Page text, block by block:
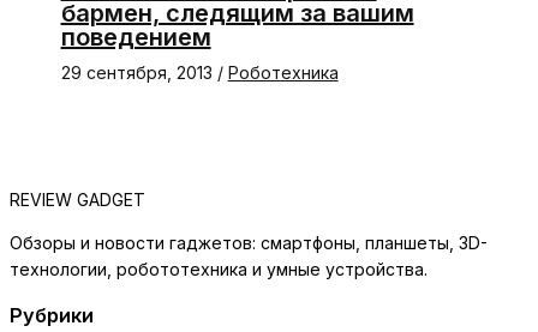
бармен, следящим за вашим
поведением
29 сентября, 2013 / Роботехника
REVIEW GADGET
Обзоры и новости гаджетов: смартфоны, планшеты, 3D-
технологии, робототехника и умные устройства.
Рубрики